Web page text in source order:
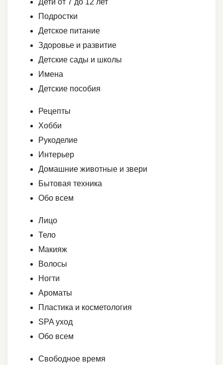
Подростки
Детское питание
Здоровье и развитие
Детские сады и школы
Имена
Детские пособия
Рецепты
Хобби
Рукоделие
Интерьер
Домашние животные и звери
Бытовая техника
Обо всем
Лицо
Тело
Макияж
Волосы
Ногти
Ароматы
Пластика и косметология
SPA уход
Обо всем
Свободное время